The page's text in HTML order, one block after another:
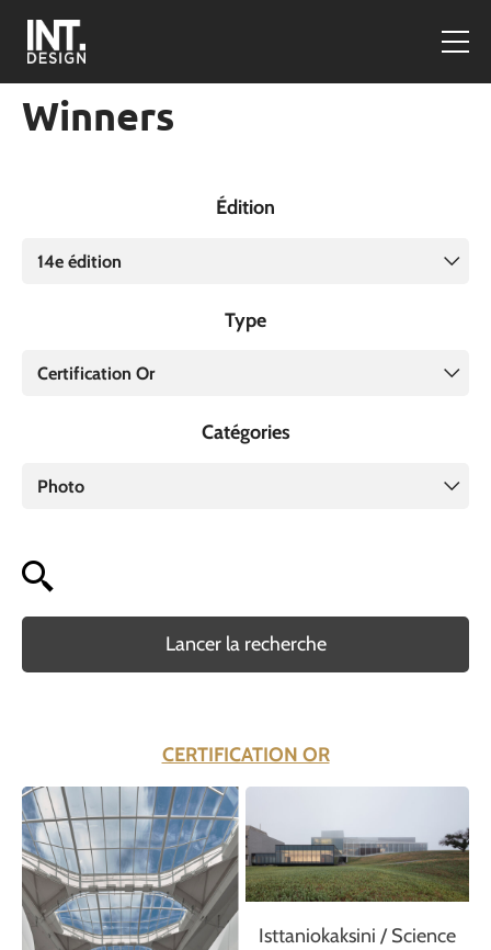
Winners
Édition
14e édition
Type
Certification Or
Catégories
Photo
Lancer la recherche
CERTIFICATION OR
Isttaniokaksini / Science